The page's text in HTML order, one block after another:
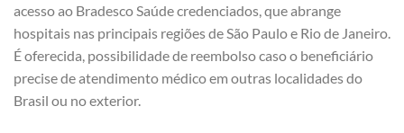
acesso ao Bradesco Saúde credenciados, que abrange
hospitais nas principais regiões de São Paulo e Rio de Janeiro.
É oferecida, possibilidade de reembolso caso o beneficiário
precise de atendimento médico em outras localidades do
Brasil ou no exterior.